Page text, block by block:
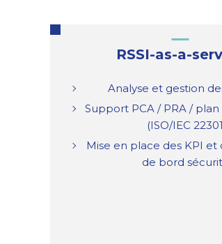
RSSI-as-a-
Analyse et gestion
Support PCA / PRA /
(ISO/IEC
Mise en place des KPI et
de bord